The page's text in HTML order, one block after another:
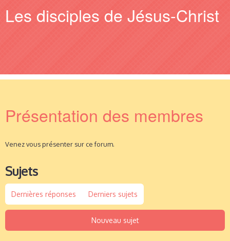
Les disciples de Jésus-Christ
Présentation des membres
Venez vous présenter sur ce forum.
Sujets
Dernières réponses Derniers sujets
Nouveau sujet